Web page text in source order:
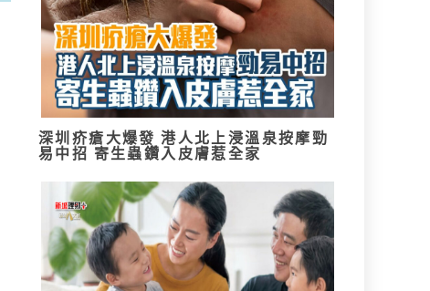
深圳疥瘡大爆發 港人北上浸溫泉按摩勁
易中招 寄生蟲鑽入皮膚惹全家